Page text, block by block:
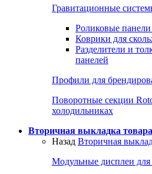
Гравитационные
Роликовые
Коврики для
Разделители и
панелей
Профили для
Поворотные секции
холодильниках
Вторичная выкладка товара
Назад Вторичная
Модульные дисплеи